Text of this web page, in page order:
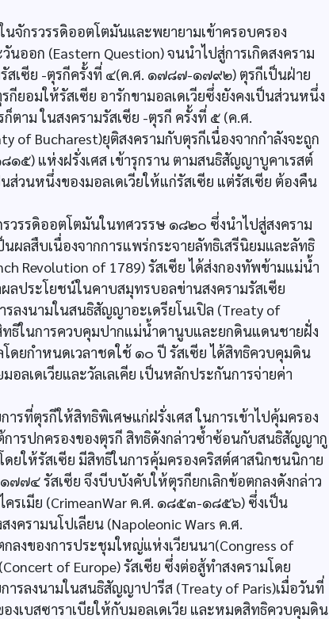
จักรวรรดิออตโตมันและพยายามเข้าครอบครอง
ออก (Eastern Question) จนนำไปสู่การเกิดสงคราม
สเซีย -ตุรกีครั้งที่ ๔(ค.ศ. ๑๗๘๗-๑๗๙๒) ตุรกีเป็นฝ่าย
อมให้รัสเซีย อารักขามอลเดเวียซึ่งยังคงเป็นส่วนหนึ่ง
ตาม ในสงครามรัสเซีย -ตุรกี ครั้งที่ ๕ (ค.ศ.
Bucharest)ยุติสงครามกับตุรกีเนื่องจากกำลังจะถูก
๕) แห่งฝรั่งเศส เข้ารุกราน ตามสนธิสัญญาบูคาเรสต์
วนหนึ่งของมอลเดเวียให้แก่รัสเซีย แต่รัสเซีย ต้องคืน
รรดิออตโตมันในทศวรรษ ๑๘๒๐ ซึ่งนำไปสู่สงคราม
นผลสืบเนื่องจากการแพร่กระจายลัทธิเสรีนิยมและลัทธิ
Revolution of 1789) รัสเซีย ได้ส่งกองทัพข้ามแม่น้ำ
ลประโยชน์ในคาบสมุทรบอลข่านสงครามรัสเซีย
งนามในสนธิสัญญาอะเดรียโนเปิล (Treaty of
ธิในการควบคุมปากแม่น้ำดานูบและยกดินแดนชายฝั่ง
ดยกำหนดเวลาชดใช้ ๑๐ ปี รัสเซีย ได้สิทธิควบคุมดิน
ลเดเวียและวัลเลเคีย เป็นหลักประกันการจ่ายค่า
ที่ตุรกีให้สิทธิพิเศษแก่ฝรั่งเศส ในการเข้าไปคุ้มครอง
รปกครองของตุรกี สิทธิดังกล่าวซ้ำซ้อนกับสนธิสัญญากู
ดยให้รัสเซีย มีสิทธิในการคุ้มครองคริสต์ศาสนิกชนนิกาย
๗๔ รัสเซีย จึงบีบบังคับให้ตุรกียกเลิกข้อตกลงดังกล่าว
ครเมีย (CrimeanWar ค.ศ. ๑๘๕๓-๑๘๕๖) ซึ่งเป็น
ครามนโปเลียน (Napoleonic Wars ค.ศ.
งของการประชุมใหญ่แห่งเวียนนา(Congress of
of Europe) รัสเซีย ซึ่งต่อสู้ทำสงครามโดย
รลงนามในสนธิสัญญาปารีส (Treaty of Paris)เมื่อวันที่
เบสซาราเบียให้กับมอลเดเวีย และหมดสิทธิควบคุมดิน